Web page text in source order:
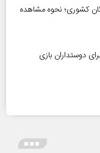
بازنشستگان کشوری؛ نحوه مشاهده